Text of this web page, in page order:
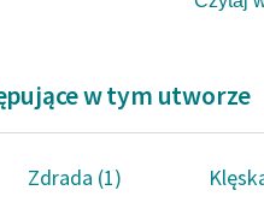
miała
w tym utworze
Zdrada (1)